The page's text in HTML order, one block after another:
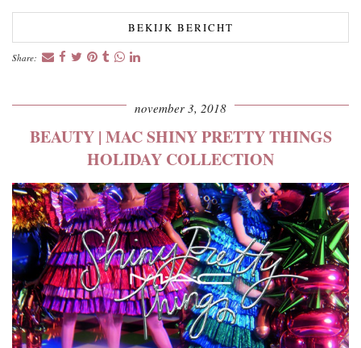
BEKIJK BERICHT
Share:
november 3, 2018
BEAUTY | MAC SHINY PRETTY THINGS
HOLIDAY COLLECTION